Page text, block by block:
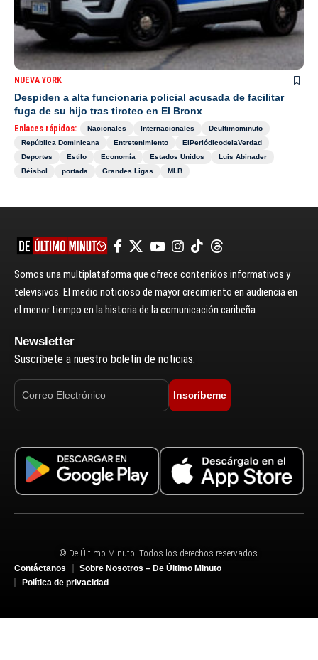
NUEVA YORK
Despiden a alta funcionaria policial acusada de facilitar
fuga de su hijo tras tiroteo en El Bronx
Enlaces rápidos: Nacionales Internacionales
Deultimominuto
República Dominicana
Entretenimiento
ElPeriódicodelaVerdad
Deportes
Estilo Economía Estados Unidos
Luis Abinader
Béisbol
portada Grandes Ligas MLB
Somos una multiplataforma que ofrece contenidos informativos y
televisivos. El medio noticioso de mayor crecimiento en audiencia en
el menor tiempo en la historia de la comunicación caribeña.
Newsletter
Suscríbete a nuestro boletín de noticias.
Inscríbeme
© De Último Minuto. Todos los derechos reservados.
Contáctanos
Sobre Nosotros – De Último Minuto
Política de privacidad